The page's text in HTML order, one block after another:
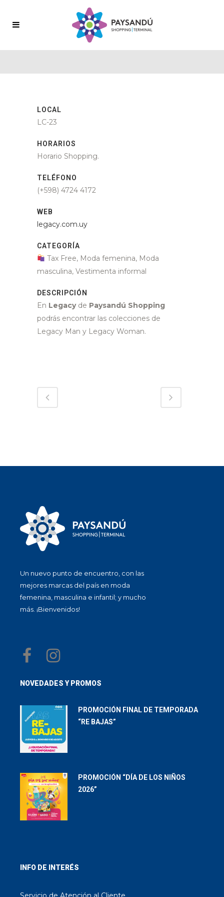
LOCAL
LC-23
HORARIOS
Horario Shopping.
TELÉFONO
(+598) 4724 4172
WEB
legacy.com.uy
CATEGORÍA
Tax Free, Moda femenina, Moda
masculina, Vestimenta informal
DESCRIPCIÓN
En Legacyde Paysandú Shopping
podrás encontrar las colecciones de
Legacy Man y Legacy Woman.
Un nuevo punto de encuentro, con las
mejores marcas del país en moda
femenina, masculina e infantil; y mucho
más. ¡Bienvenidos!
NOVEDADES Y PROMOS
PROMOCIÓN FINAL DE TEMPORADA
“RE BAJAS”
PROMOCIÓN “DÍA DE LOS NIÑOS
2026”
INFO DE INTERÉS